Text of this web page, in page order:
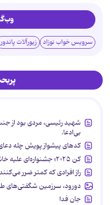
سرویس خواب نوزاد زیورآلات
شهید رئیسی، مردی بود از
بی‌ادعا.
کدهای پیشواز پویش چله
کن ۲۰۲۵؛ جشنواره‌ای علیه خانواده
راز افرادی که کمتر ضرر
دورود، سرزمین شگفتی‌های
جان فدا